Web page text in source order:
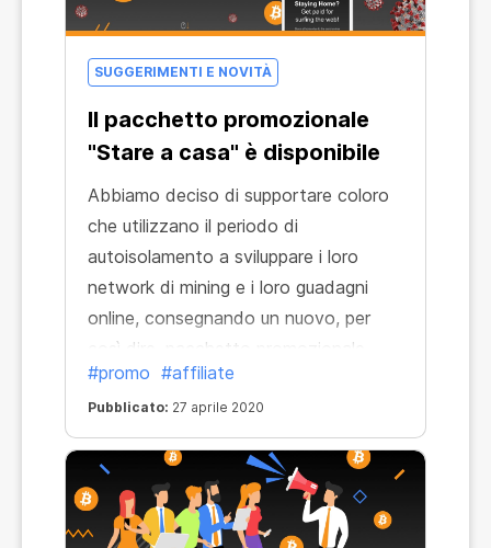
SUGGERIMENTI E NOVITÀ
Il pacchetto promozionale
"Stare a casa" è disponibile
Abbiamo deciso di supportare coloro
che utilizzano il periodo di
autoisolamento a sviluppare i loro
network di mining e i loro guadagni
online, consegnando un nuovo, per
così dire, pacchetto promozionale
antivirale. Esso include una pagina di
arrivo che spiega tutti i metodi attuali
per guadagnare denaro con CryptoTab
e un set di banner. La pagina
promozionale renderà più semplice
attrarre nuovi utenti in questi tempi di
#promo #affiliate
Pubblicato: 27 aprile 2020